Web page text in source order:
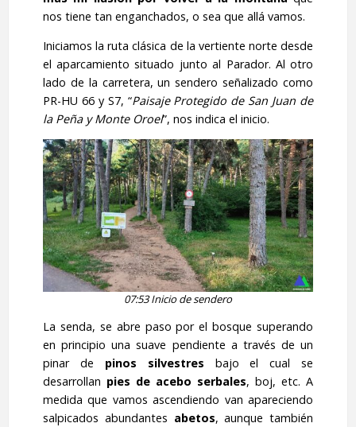
nos tiene tan enganchados, o sea que allá vamos.
Iniciamos la ruta clásica de la vertiente norte desde
el aparcamiento situado junto al Parador. Al otro
lado de la carretera, un sendero señalizado como
PR-HU 66 y S7, “Paisaje Protegido de San Juan de
la Peña y Monte Oroel”, nos indica el inicio.
07:53 Inicio de sendero
La senda, se abre paso por el bosque superando
en principio una suave pendiente a través de un
pinar de pinos silvestres bajo el cual se
desarrollan pies de acebo serbales, boj, etc. A
medida que vamos ascendiendo van apareciendo
salpicados abundantes abetos, aunque también